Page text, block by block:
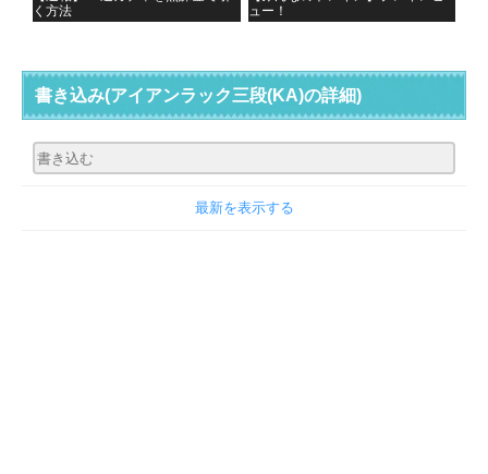
く方法
ュー！
書き込み(アイアンラック三段(KA)の詳細)
最新を表示する